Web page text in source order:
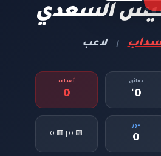
السعدي
سداب | لاعب
دقائق
0'
أهداف
0
فوز
0
🟨 0 | 🟥 0